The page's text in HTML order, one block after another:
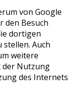
von Google
den Besuch
dortigen
Auch
weitere
der Nutzung
des Internets